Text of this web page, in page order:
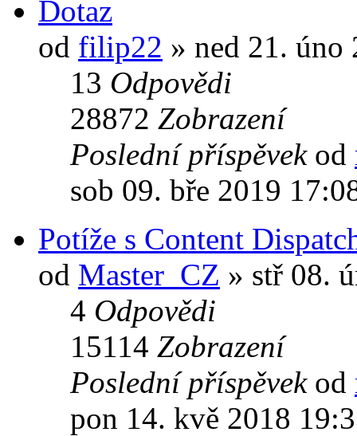
Dotaz
od filip22 » ned 21. úno
13 Odpovědi
28872 Zobrazení
Poslední příspěvek od
sob 09. bře 2019
Potíže s Content
od Master_CZ » stř 08.
4 Odpovědi
15114 Zobrazení
Poslední příspěvek od
pon 14. kvě 2018